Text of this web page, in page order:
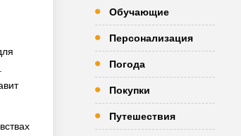
Обучающие
Персонализация
Погода
Покупки
Путешествия